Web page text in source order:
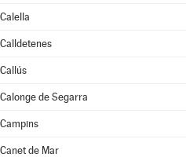
Calella
Calldetenes
Callús
Calonge de Segarra
Campins
Canet de Mar